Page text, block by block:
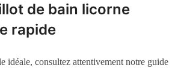
de bain licorne
rapide
idéale, consultez attentivement notre guide